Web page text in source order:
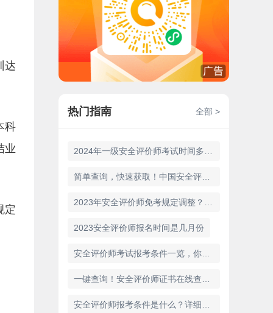
达
科
业
定
热门指南 全部 >
2023安全评价师报名时间是几月份